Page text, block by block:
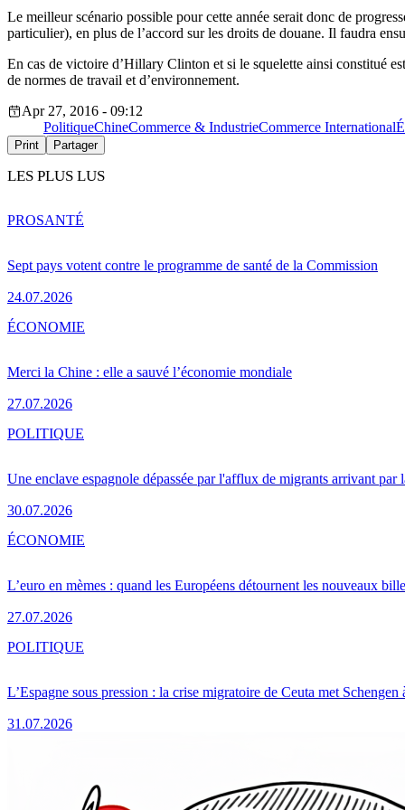
Le meilleur scénario possible pour cette année serait donc de
particulier), en plus de l’accord sur les droits de douane. Il faudra
En cas de victoire d’Hillary Clinton et si le squelette ainsi constitué
de normes de travail et d’environnement.
Apr 27, 2016 - 09:12
PolitiqueChineCommerce & IndustrieCommerce International
Print Partager
LES PLUS LUS
Sept pays votent contre le programme de santé de la Commission
24.07.2026
PROSANTÉ
Merci la Chine : elle a sauvé l’économie mondiale
27.07.2026
ÉCONOMIE
Une enclave espagnole dépassée par l'afflux de migrants arrivant par
30.07.2026
POLITIQUE
L’euro en mèmes : quand les Européens détournent les nouveaux
27.07.2026
ÉCONOMIE
L’Espagne sous pression : la crise migratoire de Ceuta met Schengen
31.07.2026
POLITIQUE